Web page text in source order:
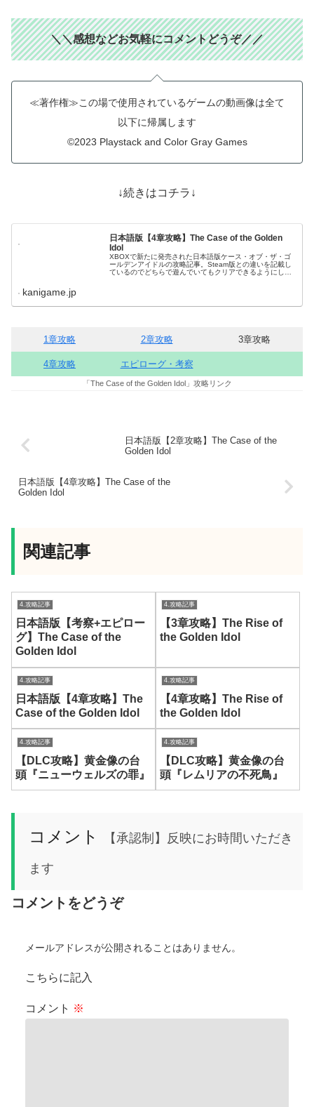
＼＼感想などお気軽にコメントどうぞ／／
≪著作権≫この場で使用されているゲームの動画像は全て
以下に帰属します
©2023 Playstack and Color Gray Games
↓続きはコチラ↓
日本語版【4章攻略】The Case of the Golden
Idol
XBOXで新たに発売された日本語版ケース・オブ・ザ・ゴ
ールデンアイドルの攻略記事。Steam版との違いを記載し
ているのでどちらで遊んでいてもクリアできるようにして
kanigame.jp
1章攻略 2章攻略 3章攻略
4章攻略 エピローグ・考察
「The Case of the Golden Idol」攻略リンク
日本語版【2章攻略】The Case of the
Golden Idol
日本語版【4章攻略】The Case of the
Golden Idol
関連記事
4.攻略記事
日本語版【考察+エピロー
グ】The Case of the
Golden Idol
4.攻略記事
【3章攻略】The Rise of
the Golden Idol
4.攻略記事
日本語版【4章攻略】The
Case of the Golden Idol
4.攻略記事
【4章攻略】The Rise of
the Golden Idol
4.攻略記事
【DLC攻略】黄金像の台
頭『ニューウェルズの罪』
4.攻略記事
【DLC攻略】黄金像の台
頭『レムリアの不死鳥』
コメント
【承認制】反映にお時間いただき
ます
コメントをどうぞ
メールアドレスが公開されることはありません。
こちらに記入
コメント ※